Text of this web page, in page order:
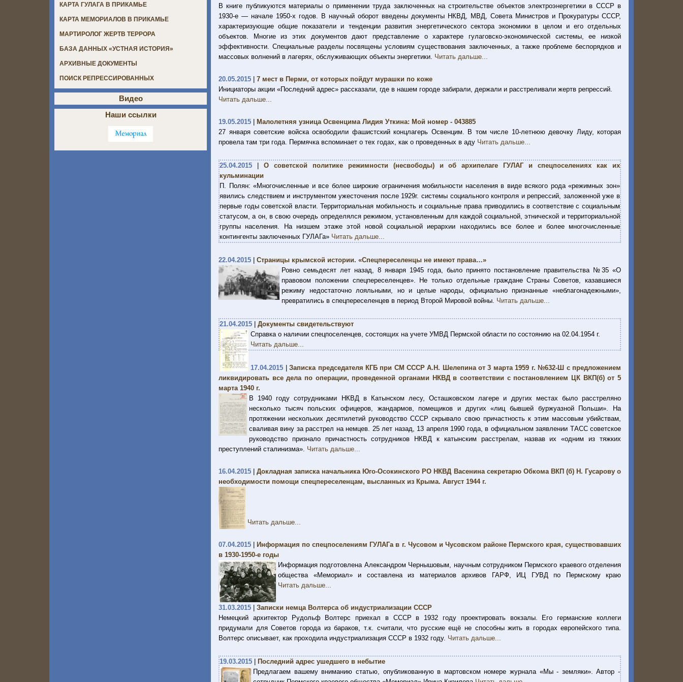
В книге публикуются материалы о применении труда заключенных на строительстве объектов электроэнергетики в СССР в
1930-е — начале 1950-х годов. В научный оборот введены документы НКВД, МВД, Совета Министров и Прокуратуры СССР,
характеризующие общие показатели и тенденции развития энергетического сектора экономики в целом и его отдельных
объектов. Многие из этих документов дают представление о характере гулаговско-экономической системы, ее низкой
эффективности. Специальные разделы посвящены условиям существования заключенных, а также проблеме беспорядков и
массовых волнений в лагерях, обслуживающих объекты энергетики. Читать дальше...
20.05.2015
7 мест в Перми, от которых пойдут мурашки по коже
Инициаторы акции «Последний адрес» рассказали, где в нашем городе забирали, держали и расстреливали жертв репрессий.
Читать дальше...
19.05.2015
Малолетняя узница Освенцима Лидия Уткина: Мой номер - 043885
27 января советские войска освободили фашистский концлагерь Освенцим. В том числе 10-летнюю девочку Лиду, которая
провела там три года. Пермячка вспоминает о тех годах, как о проведенных в аду Читать дальше...
25.04.2015
О советской политике режимности (несвободы) и об архипелаге ГУЛАГ и спецпоселениях как их
кульминации
П. Полян: «Многочисленные и все более широкие ограничения мобильности населения в виде всякого рода «режимных зон»
явились следствием и инструментом ужесточения после 1929г. системы социального контроля и репрессий, заложенной уже в
первые годы советской власти. Территориальная мобильность и социальные права приводились в соответствие с социальным
статусом, а он, в свою очередь определялся режимом, установленным для каждой социальной, этнической и территориальной
группы населения. На низшем этаже этой новой социальной иерархии находились все более и более многочисленные
контингенты заключенных ГУЛАГа» Читать дальше...
22.04.2015
Страницы крымской истории. «Спецпереселенцы не имеют права…»
Ровно семьдесят лет назад, 8 января 1945 года, было принято постановление правительства №35 «О
правовом положении спецпереселенцев». Не только отдельные граждане Страны Советов, казавшиеся
режиму недостаточно лояльными, но и целые народы, официально признанные «неблагонадежными»,
превратились в спецпереселенцев в период Второй Мировой войны. Читать дальше...
21.04.2015
Документы свидетельствуют
Справка о наличии спецпоселенцев, состоящих на учете УМВД Пермской области по состоянию на 02.04.1954 г.
Читать дальше...
17.04.2015 |Записка председателя КГБ при СМ СССР А.Н. Шелепина от 3 марта 1959 г. №632-Ш с предложением
ликвидировать все дела по операции, проведенной органами НКВД в соответствии с постановлением ЦК ВКП(б) от 5
марта 1940 г.
В 1940 году сотрудниками НКВД в Катынском лесу, Осташковском лагере и других местах было расстреляно
несколько тысяч польских офицеров, жандармов, помещиков и других «лиц бывшей буржуазной Польши». На
протяжении нескольких десятилетий руководство СССР скрывало свою причастность к этим массовым убийствам,
сваливая вину за расстрел на немцев. 25 лет назад, 13 апреля 1990 года, в официальном заявлении ТАСС советское
руководство признало причастность сотрудников НКВД к катынским расстрелам, назвав их «одним из тяжких
преступлений сталинизма». Читать дальше...
16.04.2015 |Докладная записка начальника Юго-Осокинского РО НКВД Васенина секретарю Обкома ВКП (б) Н. Гусарову о
необходимости помощи спецпереселенцам, высланных из Крыма. Август 1944 г.
Читать дальше...
07.04.2015
Информация по спецпоселениям ГУЛАГа в г. Чусовом и Чусовском районе Пермского края, существовавших
в 1930-1950-е годы
Информация подготовлена Александром Чернышовым, научным сотрудником Пермского краевого отделения
общества «Мемориал» и составлена из материалов архивов ГАРФ, ИЦ ГУВД по Пермскому краю
Читать дальше...
31.03.2015
Записки немца Волтерса об индустриализации СССР
Немецкий архитектор Рудольф Волтерс приехал в СССР в 1932 году проектировать вокзалы. Его германские коллеги
придумали для Советов города из бараков, т.к. считали, что русские ещё не способны жить в городах европейского типа.
Волтерс описывает, как проходила индустриализация СССР в 1932 году. Читать дальше...
19.03.2015
Последний адрес ушедшего в небытие
Предлагаем вашему вниманию статью, опубликованную в мартовском номере журнала «Мы - земляки». Автор -
КАРТА ГУЛАГА В ПРИКАМЬЕ
КАРТА МЕМОРИАЛОВ В ПРИКАМЬЕ
МАРТИРОЛОГ ЖЕРТВ ТЕРРОРА
БАЗА ДАННЫХ «УСТНАЯ ИСТОРИЯ»
АРХИВНЫЕ ДОКУМЕНТЫ
ПОИСК РЕПРЕССИРОВАННЫХ
Видео
Наши ссылки